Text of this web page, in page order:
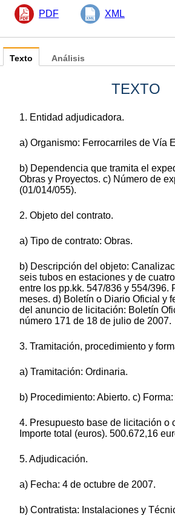
PDF XML
Texto
TEXTO
1. Entidad adjudicadora.
a) Organismo: Ferrocarriles de Vía
b) Dependencia que tramita el
Obras y Proyectos. c) Número de
(01/014/055).
2. Objeto del contrato.
a) Tipo de contrato: Obras.
b) Descripción del objeto:
seis tubos en estaciones y de
entre los pp.kk. 547/836 y 554/396.
meses. d) Boletín o Diario Oficial y
del anuncio de licitación: Boletín
número 171 de 18 de julio de 2007.
3. Tramitación, procedimiento y
a) Tramitación: Ordinaria.
b) Procedimiento: Abierto. c)
4. Presupuesto base de licitación o
Importe total (euros). 500.672,16
5. Adjudicación.
a) Fecha: 4 de octubre de 2007.
b) Contratista: Instalaciones y
Análisis